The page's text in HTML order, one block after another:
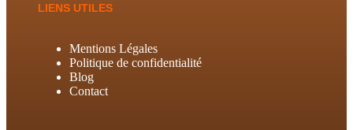
LIENS UTILES
Mentions Légales
Politique de confidentialité
Blog
Contact